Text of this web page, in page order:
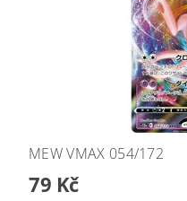
MEW VMAX 054/172
79 Kč